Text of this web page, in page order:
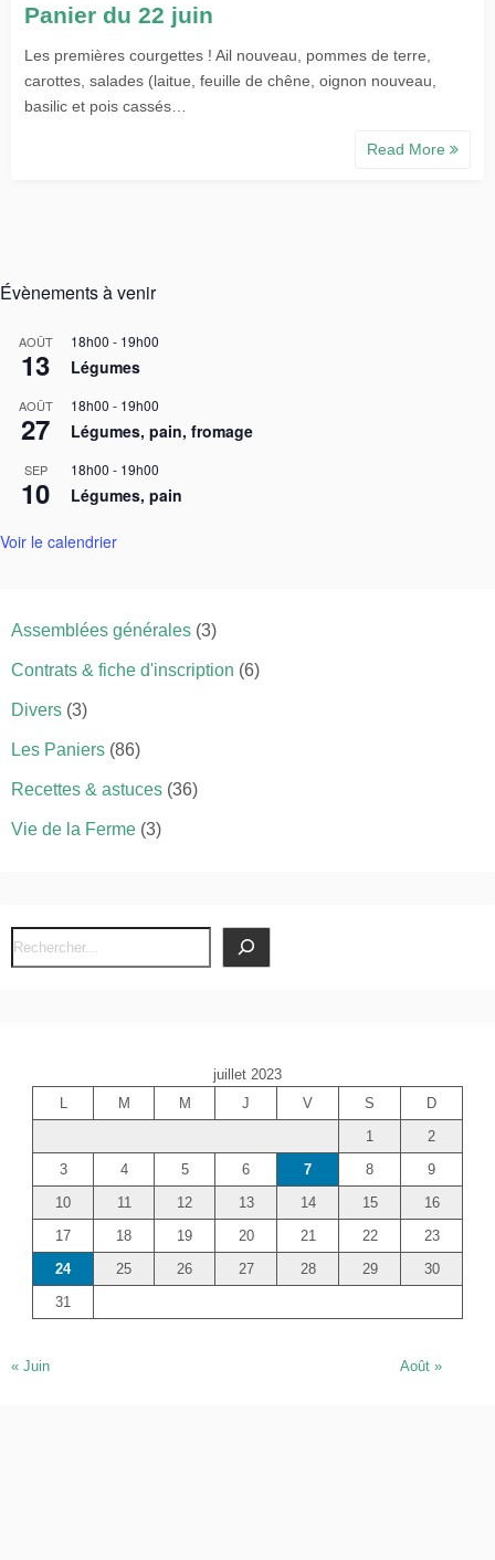
Panier du 22 juin
Les premières courgettes ! Ail nouveau, pommes de terre,
carottes, salades (laitue, feuille de chêne, oignon nouveau,
basilic et pois cassés…
Read More
Évènements à venir
AOÛT
13
18h00 - 19h00
Légumes
AOÛT
27
18h00 - 19h00
Légumes, pain, fromage
SEP
10
18h00 - 19h00
Légumes, pain
Voir le calendrier
Assemblées générales (3)
Contrats & fiche d'inscription (6)
Divers (3)
Les Paniers (86)
Recettes & astuces (36)
Vie de la Ferme (3)
R
e
juillet 2023
L
M M J V S
D
1
2
3
4 5 6 7 8
9
10
11 12 13 14 15
16
17
18 19 20 21 22
23
24
25 26 27 28 29
30
31
« Juin Août »